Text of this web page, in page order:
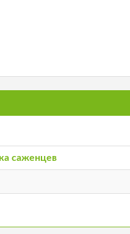
саженцев